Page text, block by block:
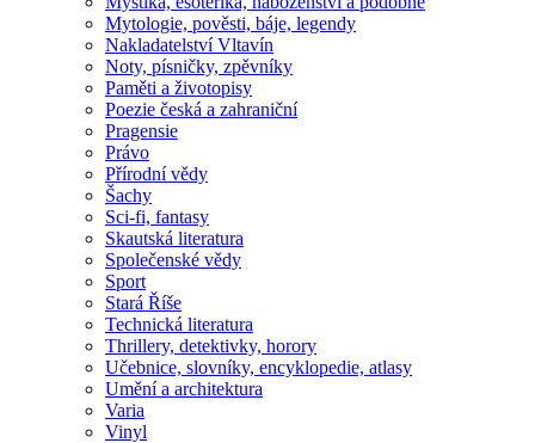
Mytologie, pověsti, báje, legendy
Nakladatelství Vltavín
Noty, písničky, zpěvníky
Paměti a životopisy
Poezie česká a zahraniční
Pragensie
Právo
Přírodní vědy
Šachy
Sci-fi, fantasy
Skautská literatura
Společenské vědy
Sport
Stará Říše
Technická literatura
Thrillery, detektivky, horory
Učebnice, slovníky, encyklopedie, atlasy
Umění a architektura
Varia
Vinyl